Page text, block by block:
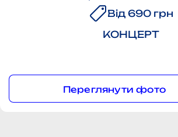
Від 690 грн
КОНЦЕРТ
Переглянути фото